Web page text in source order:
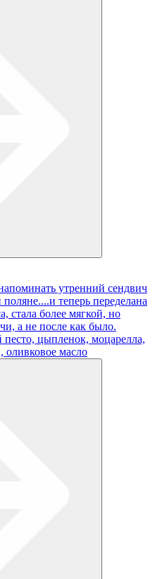
утренний сендвич
теперь переделана
стала более мягкой, но
а не после как было.
цыпленок, моцарелла,
масло